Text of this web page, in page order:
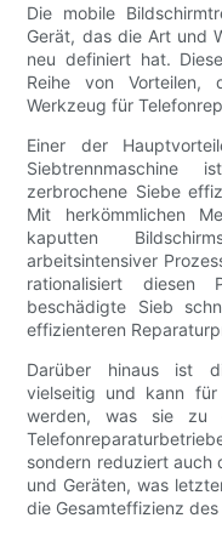
Die mobile
Gerät, das die Art und
neu definiert hat.
Reihe von Vorteilen,
Werkzeug für
Einer der
zerbrochene Siebe
Mit herkömmlichen
kaputten
arbeitsintensiver
rationalisiert
beschädigte Sieb
effizienteren
Darüber hinaus ist
vielseitig und kann für
werden, was sie zu
sondern reduziert auch
und Geräten, was
die Gesamteffizienz